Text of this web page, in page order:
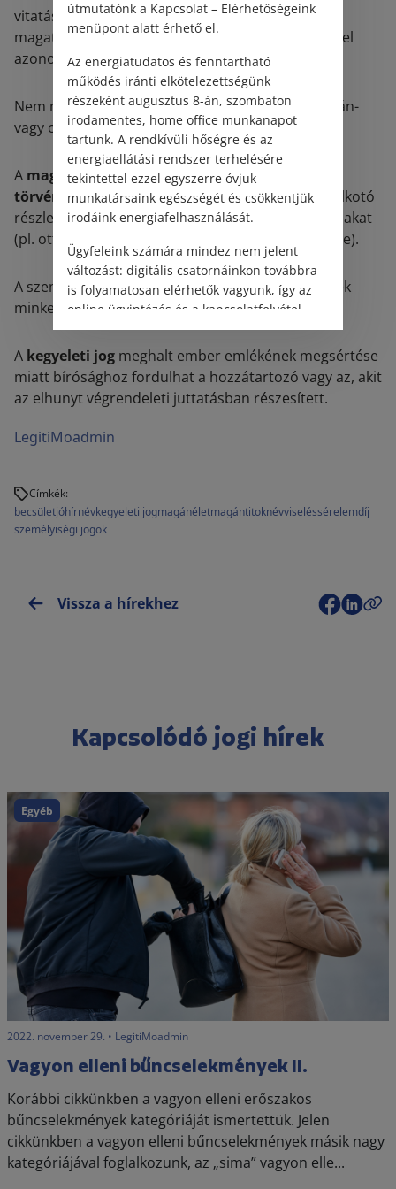
vitatásának körén kívül eső közléssel vagy
magatartással szemben a nem közéleti szereplővel
azonos védelem illeti meg.
Nem minősül közügynek a közéleti szereplő magán-
vagy családi életével kapcsolatos tevékenysége.
A magánélet és a családi élet védelme külön
törvényben is szabályozásra került,ahol a jogalkotó
részletesebben kifejti az ezzel kapcsolatos fogalmakat
(pl. otthon nyugalma, családi élet sérthetetlensége).
A személyiségi jogok még halálunk után is védenek
minket, vagy inkább életben maradt rokonainkat.
A kegyeleti jog meghalt ember emlékének megsértése
miatt bírósághoz fordulhat a hozzátartozó vagy az, akit
az elhunyt végrendeleti juttatásban részesített.
LegitiMoadmin
Címkék:
becsületjóhírnévkegyeleti jogmagánéletmagántitoknévviseléssérelemdíj
személyiségi jogok
Vissza a hírekhez
Kapcsolódó jogi hírek
Egyéb
2022. november 29. • LegitiMoadmin
Vagyon elleni bűncselekmények II.
Korábbi cikkünkben a vagyon elleni erőszakos
bűncselekmények kategóriáját ismertettük. Jelen
cikkünkben a vagyon elleni bűncselekmények másik nagy
kategóriájával foglalkozunk, az „sima” vagyon elle...
útmutatónk a Kapcsolat – Elérhetőségeink
menüpont alatt érhető el.
Az energiatudatos és fenntartható
működés iránti elkötelezettségünk
részeként augusztus 8-án, szombaton
irodamentes, home office munkanapot
tartunk. A rendkívüli hőségre és az
energiaellátási rendszer terhelésére
tekintettel ezzel egyszerre óvjuk
munkatársaink egészségét és csökkentjük
irodáink energiafelhasználását.
Ügyfeleink számára mindez nem jelent
változást: digitális csatornáinkon továbbra
is folyamatosan elérhetők vagyunk, így az
online ügyintézés és a kapcsolatfelvétel
változatlanul biztosított.